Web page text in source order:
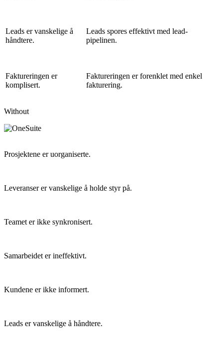
Leads er vanskelige å
håndtere.
Leads spores effektivt med lead-
pipelinen.
Faktureringen er
komplisert.
Faktureringen er forenklet med enkel
fakturering.
Without
Prosjektene er uorganiserte.
Leveranser er vanskelige å holde styr på.
Teamet er ikke synkronisert.
Samarbeidet er ineffektivt.
Kundene er ikke informert.
Leads er vanskelige å håndtere.